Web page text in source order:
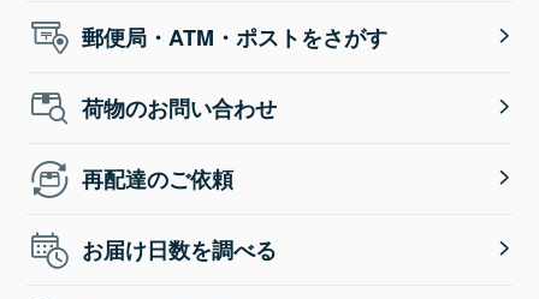
郵便局・ATM・ポストをさがす
荷物のお問い合わせ
再配達のご依頼
お届け日数を調べる